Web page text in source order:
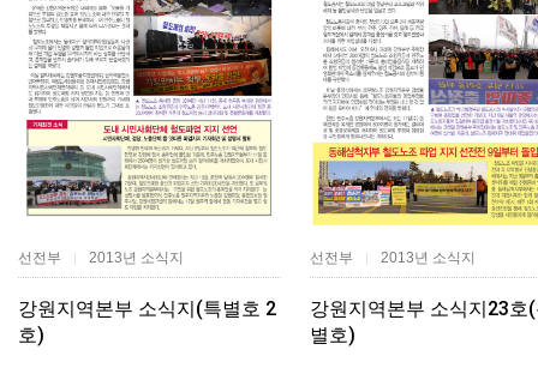
선전부 | 2013년 소식지
강원지역본부 소식지(특별호 2
호)
선전부 | 2013년 소식지
강원지역본부 소식지23호
별호)